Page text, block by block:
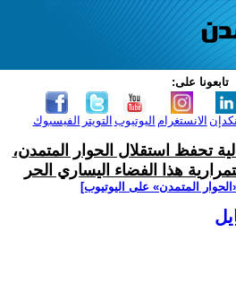
تابعونا على:
الفيسبوك التويتر اليوتيوب الانستغرام
تحفظ استقلال الحوار المتمدن،
هذا الفضاء اليساري الحر
المتمدن» على اليوتيوب]